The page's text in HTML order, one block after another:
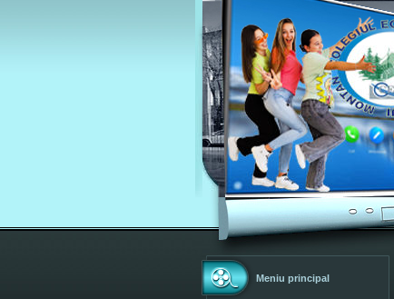
Meniu principal